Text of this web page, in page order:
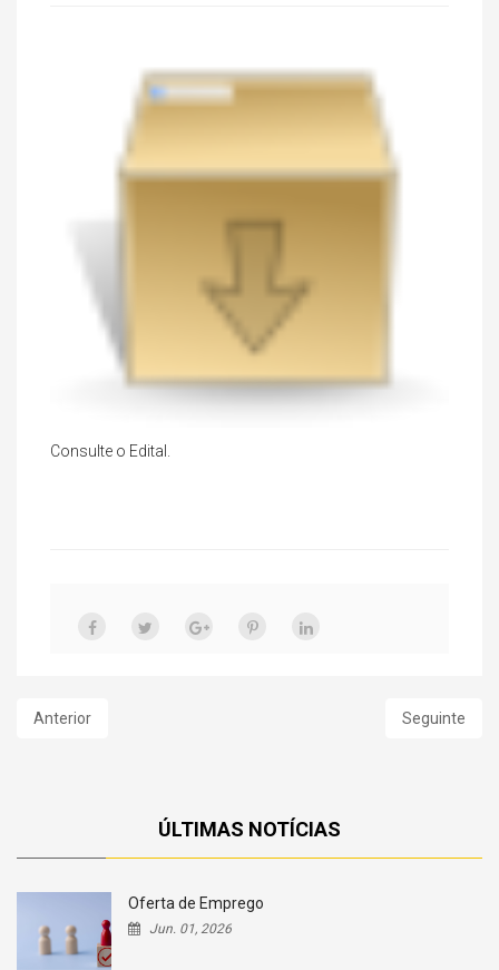
Consulte o Edital.
Anterior Seguinte
ÚLTIMAS NOTÍCIAS
Oferta de Emprego
Jun. 01, 2026